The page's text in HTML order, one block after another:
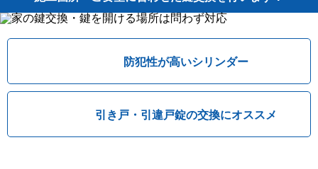
防犯性が高いシリンダー
引き戸・引違戸錠の交換にオススメ